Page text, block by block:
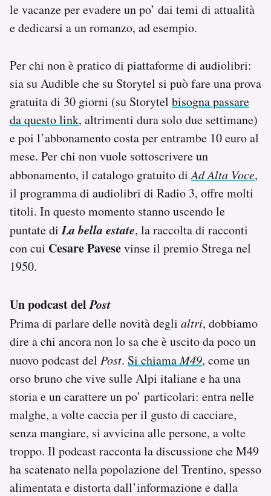
le vacanze per evadere un po’ dai temi di attualità
e dedicarsi a un romanzo, ad esempio.
Per chi non è pratico di piattaforme di audiolibri:
sia su Audible che su Storytel si può fare una prova
gratuita di 30 giorni (su Storytel bisogna passare
da questo link, altrimenti dura solo due settimane)
e poi l’abbonamento costa per entrambe 10 euro al
mese. Per chi non vuole sottoscrivere un
abbonamento, il catalogo gratuito diAd Alta Voce,
il programma di audiolibri di Radio 3, offre molti
titoli. In questo momento stanno uscendo le
puntate diLa bella estate, la raccolta di racconti
con cui Cesare Pavesevinse il premio Strega nel
1950.
Un podcast delPost
Prima di parlare delle novità degli altri, dobbiamo
dire a chi ancora non lo sa che è uscito da poco un
nuovo podcast del Post. Si chiamaM49, come un
orso bruno che vive sulle Alpi italiane e ha una
storia e un carattere un po’ particolari: entra nelle
malghe, a volte caccia per il gusto di cacciare,
senza mangiare, si avvicina alle persone, a volte
troppo. Il podcast racconta la discussione che M49
ha scatenato nella popolazione del Trentino, spesso
alimentata e distorta dall’informazione e dalla